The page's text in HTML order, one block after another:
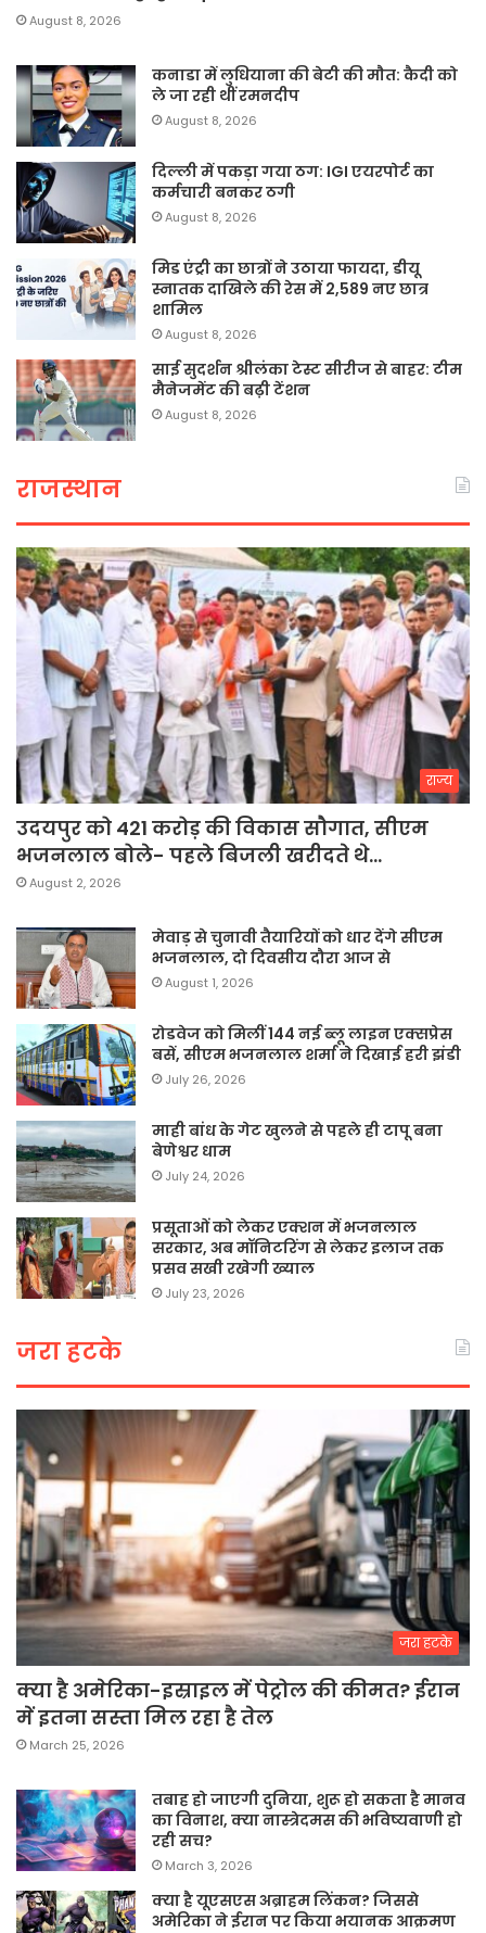
August 8, 2026
कनाडा में लुधियाना की बेटी की माैत: कैदी को
ले जा रही थीं रमनदीप
August 8, 2026
दिल्ली में पकड़ा गया ठग: IGI एयरपोर्ट का
कर्मचारी बनकर ठगी
August 8, 2026
मिड एंट्री का छात्रों ने उठाया फायदा, डीयू
स्नातक दाखिले की रेस में 2,589 नए छात्र
शामिल
August 8, 2026
साई सुदर्शन श्रीलंका टेस्ट सीरीज से बाहर: टीम
मैनेजमेंट की बढ़ी टेंशन
August 8, 2026
राजस्थान
राज्य
उदयपुर को 421 करोड़ की विकास सौगात, सीएम
भजनलाल बोले- पहले बिजली खरीदते थे…
August 2, 2026
मेवाड़ से चुनावी तैयारियों को धार देंगे सीएम
भजनलाल, दो दिवसीय दौरा आज से
August 1, 2026
रोडवेज को मिलीं 144 नई ब्लू लाइन एक्सप्रेस
बसें, सीएम भजनलाल शर्मा ने दिखाई हरी झंडी
July 26, 2026
माही बांध के गेट खुलने से पहले ही टापू बना
बेणेश्वर धाम
July 24, 2026
प्रसूताओं को लेकर एक्शन में भजनलाल
सरकार, अब मॉनिटरिंग से लेकर इलाज तक
प्रसव सखी रखेगी ख्याल
July 23, 2026
जरा हटके
जरा हटके
क्या है अमेरिका-इस्राइल में पेट्रोल की कीमत? ईरान
में इतना सस्ता मिल रहा है तेल
March 25, 2026
तबाह हो जाएगी दुनिया, शुरू हो सकता है मानव
का विनाश, क्या नास्त्रेदमस की भविष्यवाणी हो
रही सच?
March 3, 2026
क्या है यूएसएस अब्राहम लिंकन? जिससे
अमेरिका ने ईरान पर किया भयानक आक्रमण